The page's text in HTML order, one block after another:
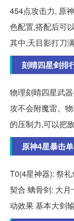
454点攻击力, 原
色配置,搭配后可
其中,天目影打刀
刻晴四星剑排
物理刻晴四星武
攻不会附魔雷。
的压制力,可以把
原神4星暴击
T0(4星神器): 祭
契合 螭骨剑: 大
动效果 基本大剑